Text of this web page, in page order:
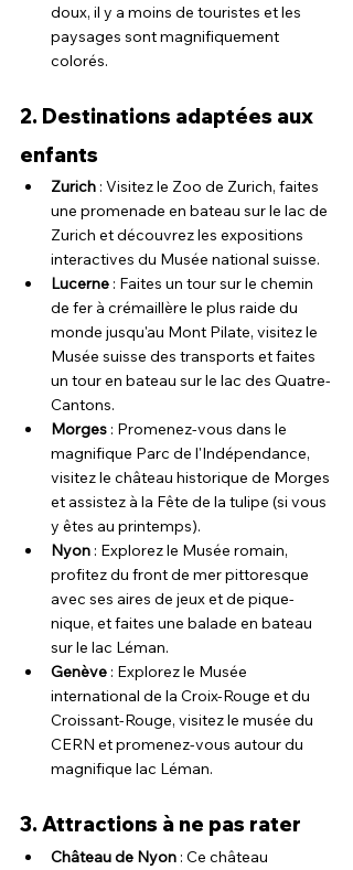
doux, il y a moins de touristes et les
paysages sont magnifiquement
colorés.
2. Destinations adaptées aux
enfants
Zurich : Visitez le Zoo de Zurich, faites
une promenade en bateau sur le lac de
Zurich et découvrez les expositions
interactives du Musée national suisse.
Lucerne : Faites un tour sur le chemin
de fer à crémaillère le plus raide du
monde jusqu'au Mont Pilate, visitez le
Musée suisse des transports et faites
un tour en bateau sur le lac des Quatre-
Cantons.
Morges : Promenez-vous dans le
magnifique Parc de l'Indépendance,
visitez le château historique de Morges
et assistez à la Fête de la tulipe (si vous
y êtes au printemps).
Nyon : Explorez le Musée romain,
profitez du front de mer pittoresque
avec ses aires de jeux et de pique-
nique, et faites une balade en bateau
sur le lac Léman.
Genève : Explorez le Musée
international de la Croix-Rouge et du
Croissant-Rouge, visitez le musée du
CERN et promenez-vous autour du
magnifique lac Léman.
3. Attractions à ne pas rater
Château de Nyon : Ce château